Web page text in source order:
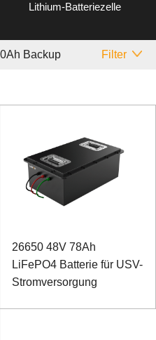
Lithium-Batteriezelle
Backup Filter
26650 48V 78Ah
LiFePO4 Batterie für USV-
Stromversorgung